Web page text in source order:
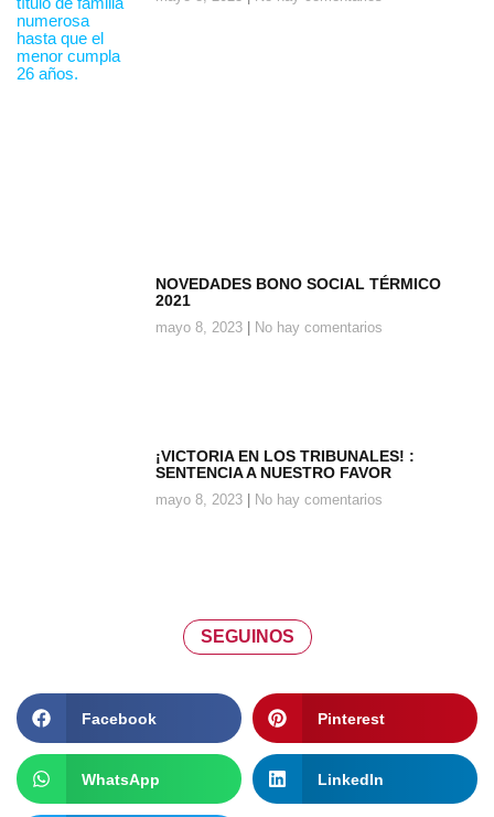
NOVEDADES BONO SOCIAL TÉRMICO
2021
mayo 8, 2023 No hay comentarios
¡VICTORIA EN LOS TRIBUNALES! :
SENTENCIA A NUESTRO FAVOR
mayo 8, 2023 No hay comentarios
SEGUINOS
Facebook Pinterest
WhatsApp LinkedIn